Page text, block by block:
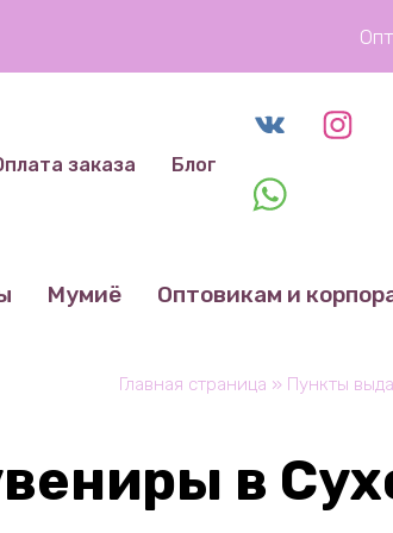
заказа Блог
Мумиё Оптовикам и
Главная страница » Пункты
в